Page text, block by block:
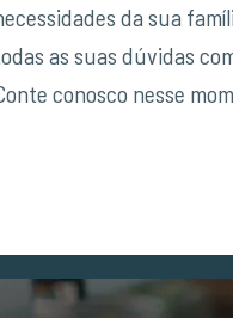
da sua
as suas dúvidas
conosco nesse